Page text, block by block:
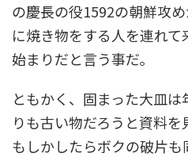
の慶長の役1592の朝鮮攻
に焼き物をする人を連れ
始まりだと言う事だ。
ともかく、固まった大皿
りも古い物だろうと資料を
もしかしたらボクの破片